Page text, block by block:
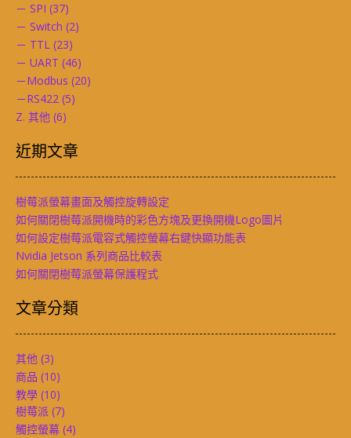
－ SPI (37)
－ Switch (2)
－ TTL (23)
－ UART (46)
－Modbus (20)
－RS422 (5)
Z. 其他 (6)
近期文章
樹莓派螢幕畫面及觸控旋轉設定
如何關閉樹莓派開機時的彩色方塊及更換開機Logo圖片
如何設定樹莓派電容式觸控螢幕右鍵快顯功能表
Nvidia Jetson 系列商品比較表
如何關閉樹莓派螢幕保護程式
文章分類
其他 (3)
商品 (10)
教學 (10)
樹莓派 (7)
觸控螢幕 (4)